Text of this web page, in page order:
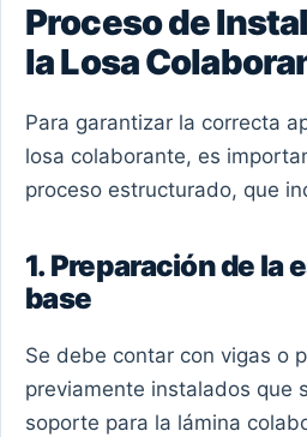
Proceso de
la Losa
Para garantizar la correcta
losa colaborante, es
proceso estructurado, que
1. Preparación de la
base
Se debe contar con vigas o
previamente instalados que
soporte para la lámina